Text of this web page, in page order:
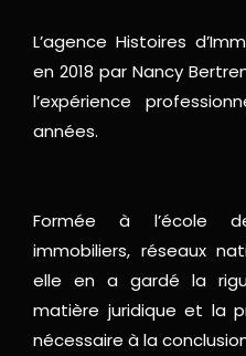
L’agence Histoires
en 2018 par Nancy
l’expérience
années.
Formée à l’école
immobiliers, réseaux
elle en a gardé la
matière juridique et la
nécessaire à la